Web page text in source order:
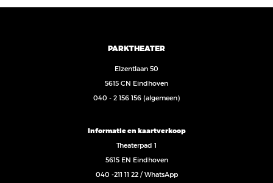
PARKTHEATER
Elzentlaan 50
5615 CN Eindhoven
040 - 2 156 156 (algemeen)
Informatie en kaartverkoop
Theaterpad 1
5615 EN Eindhoven
040 -211 11 22/WhatsApp